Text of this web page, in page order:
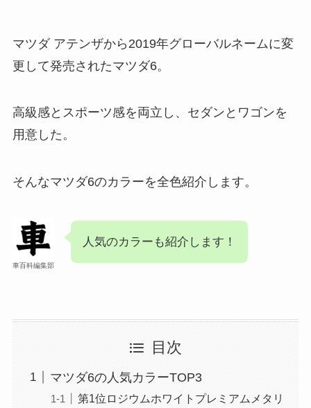
マツダ アテンザから2019年グローバルネームに変
更して発売されたマツダ6。
高級感とスポーツ感を両立し、セダンとワゴンを
用意した。
そんなマツダ6のカラーを全色紹介します。
車百科編集部
人気のカラーも紹介します！
目次
マツダ6の人気カラーTOP3
第1位ロジウムホワイトプレミアムメタリ